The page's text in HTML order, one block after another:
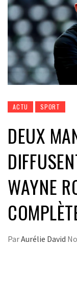
ACTU SPORT
DEUX
WAYNE
ParAurélie David